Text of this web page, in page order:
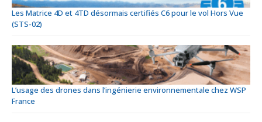
Les Matrice 4D et 4TD désormais certifiés C6 pour le vol Hors Vue
(STS-02)
L’usage des drones dans l’ingénierie environnementale chez WSP
France